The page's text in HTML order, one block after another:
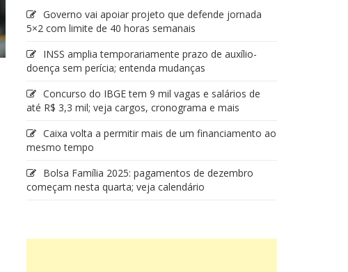
Governo vai apoiar projeto que defende jornada
5×2 com limite de 40 horas semanais
INSS amplia temporariamente prazo de auxílio-
doença sem perícia; entenda mudanças
Concurso do IBGE tem 9 mil vagas e salários de
até R$ 3,3 mil; veja cargos, cronograma e mais
Caixa volta a permitir mais de um financiamento ao
mesmo tempo
Bolsa Família 2025: pagamentos de dezembro
começam nesta quarta; veja calendário